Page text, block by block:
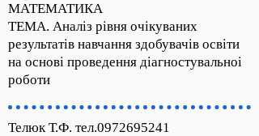
МАТЕМАТИКА
ТЕМА. Аналіз рівня очікуваних
результатів навчання здобувачів освіти
на основі проведення діагностувальноі
роботи
Телюк Т.Ф. тел.0972695241